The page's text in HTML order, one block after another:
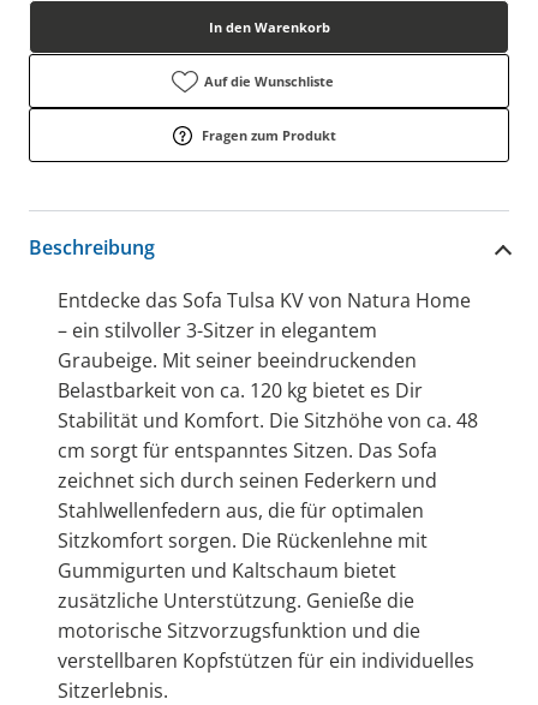
In den Warenkorb
Auf die Wunschliste
Fragen zum Produkt
Beschreibung
Entdecke das Sofa Tulsa KV von Natura Home
– ein stilvoller 3-Sitzer in elegantem
Graubeige. Mit seiner beeindruckenden
Belastbarkeit von ca. 120 kg bietet es Dir
Stabilität und Komfort. Die Sitzhöhe von ca. 48
cm sorgt für entspanntes Sitzen. Das Sofa
zeichnet sich durch seinen Federkern und
Stahlwellenfedern aus, die für optimalen
Sitzkomfort sorgen. Die Rückenlehne mit
Gummigurten und Kaltschaum bietet
zusätzliche Unterstützung. Genieße die
motorische Sitzvorzugsfunktion und die
verstellbaren Kopfstützen für ein individuelles
Sitzerlebnis.